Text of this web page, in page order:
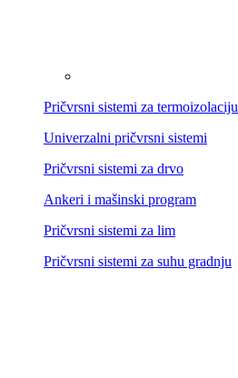
Pričvrsni sistemi za termoizolaciju
Univerzalni pričvrsni sistemi
Pričvrsni sistemi za drvo
Ankeri i mašinski program
Pričvrsni sistemi za lim
Pričvrsni sistemi za suhu gradnju